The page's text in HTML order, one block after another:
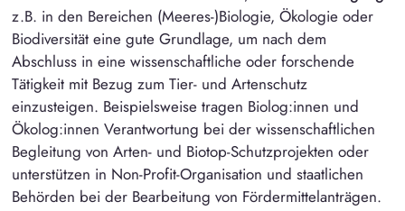
z.B. in den Bereichen (Meeres-)Biologie, Ökologie oder
Biodiversität eine gute Grundlage, um nach dem
Abschluss in eine wissenschaftliche oder forschende
Tätigkeit mit Bezug zum Tier- und Artenschutz
einzusteigen. Beispielsweise tragen Biolog:innen und
Ökolog:innen Verantwortung bei der wissenschaftlichen
Begleitung von Arten- und Biotop-Schutzprojekten oder
unterstützen in Non-Profit-Organisation und staatlichen
Behörden bei der Bearbeitung von Fördermittelanträgen.